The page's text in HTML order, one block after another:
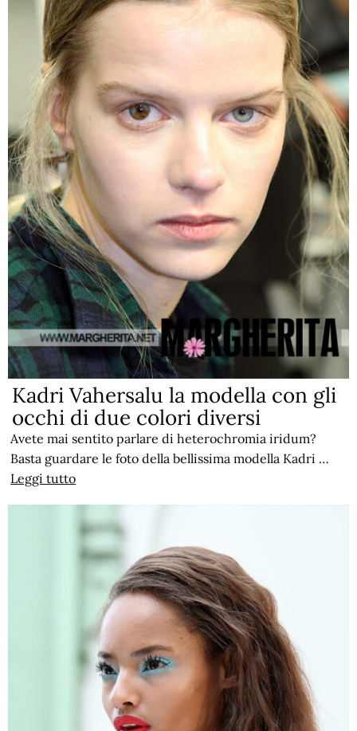
Kadri Vahersalu la modella con gli
occhi di due colori diversi
Avete mai sentito parlare di heterochromia iridum?
Basta guardare le foto della bellissima modella Kadri …
Leggi tutto